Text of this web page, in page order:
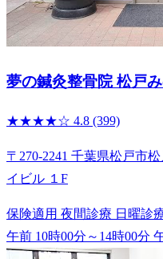
夢の鍼灸整骨院 松戸
★★★★☆ 4.8 (399)
〒270-2241 千葉県松戸市
イビル １F
保険適用 夜間診療 日曜診
午前 10時00分～14時00分